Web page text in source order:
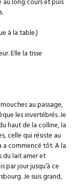
au long cours et puis
à la table.)
Elle la tisse
au passage,
les invertébrés. Je
haut de la colline, la
celle qui résiste au
a commencé tôt. A la
du lait amer et
par jour jusqu’à ce
Je suis grand,